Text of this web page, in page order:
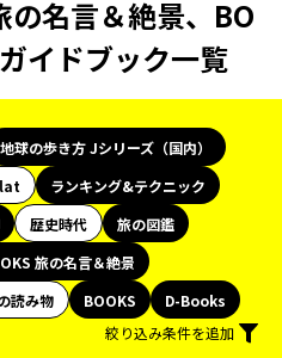
の名言＆絶景、BO
イドブック一覧
地球の歩き方 Jシリーズ（国内）
ランキング&テクニック
歴史時代
旅の図鑑
旅の名言＆絶景
読み物 BOOKS
D-Books
絞り込み条件を追加